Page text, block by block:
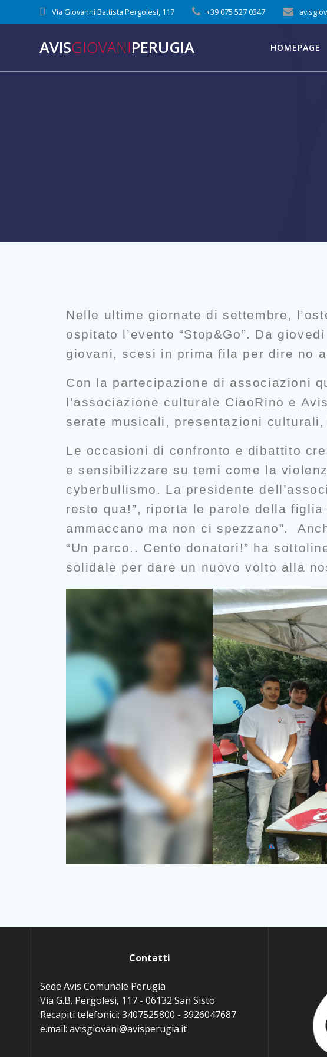
Via Giovanni Battista Pergolesi, 117 +39 075 527 0347
AVISGIOVANIPERUGIA HOMEPAGE
Nelle ultime giornate di settembre,
ospitato l’evento “Stop&Go”. Da
giovani, scesi in prima fila per dire no
Con la partecipazione di associazioni
l’associazione culturale CiaoRino e
serate musicali, presentazioni
Le occasioni di confronto e dibattito
e sensibilizzare su temi come la
cyberbullismo. La presidente
resto qua!”, riporta le parole della
ammaccano ma non ci spezzano”.
“Un parco.. Cento donatori!” ha
solidale per dare un nuovo volto alla
Contatti
Sede Avis Comunale Perugia
Via G.B. Pergolesi, 117 - 06132 San Sisto
Recapiti telefonici: 3407525800 - 3926047687
e.mail: avisgiovani@avisperugia.it